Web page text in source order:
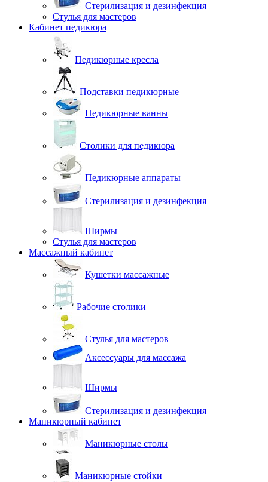
Стерилизация и дезинфекция
Стулья для мастеров
Кабинет педикюра
Педикюрные кресла
Подставки педикюрные
Педикюрные ванны
Столики для педикюра
Педикюрные аппараты
Стерилизация и дезинфекция
Ширмы
Стулья для мастеров
Массажный кабинет
Кушетки массажные
Рабочие столики
Стулья для мастеров
Аксессуары для массажа
Ширмы
Стерилизация и дезинфекция
Маникюрный кабинет
Маникюрные столы
Маникюрные стойки